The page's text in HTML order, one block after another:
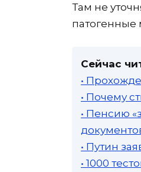
Там не
патогенные
Сейчас
•
• Почему
• Пенсию
• Путин
• 1000